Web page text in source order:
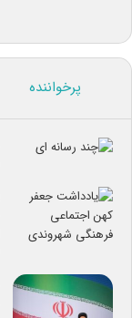
پرخواننده